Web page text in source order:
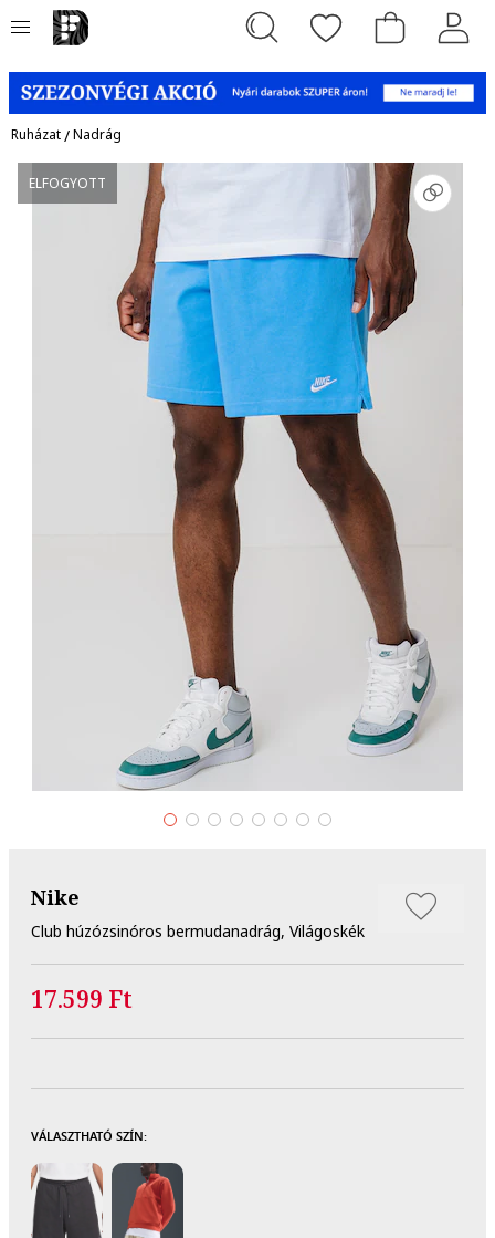
Ruházat/Nadrág
ELFOGYOTT
Nike
Club húzózsinóros bermudanadrág, Világoskék
17.599 Ft
VÁLASZTHATÓ SZÍN: